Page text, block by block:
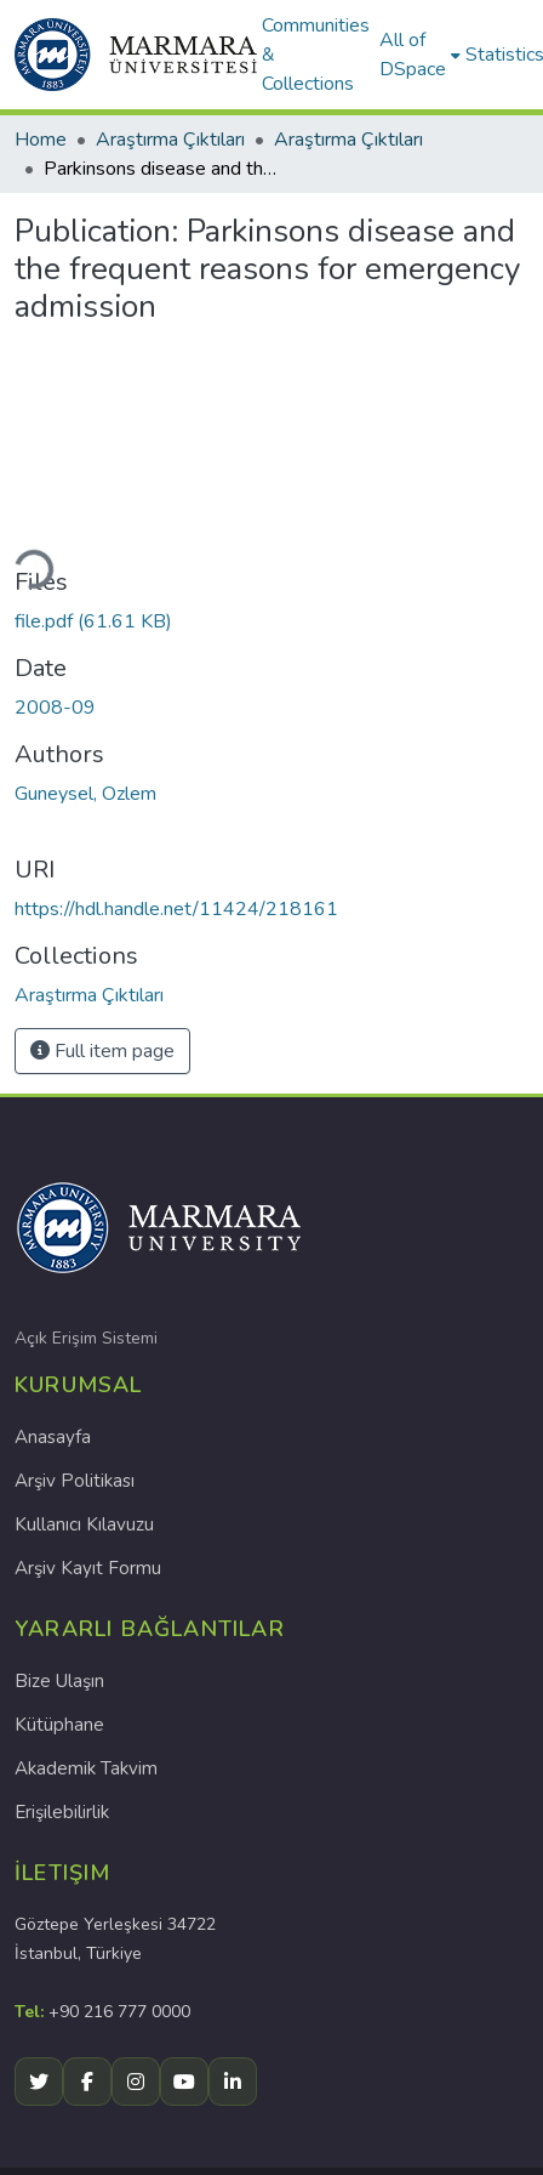
Communities
&
Collections
All of
DSpace
Statistics
Home Araştırma Çıktıları
Araştırma Çıktıları
Parkinsons disease and the frequent reasons for emergency admission
Publication: Parkinsons disease and
the frequent reasons for emergency
admission
Files
file.pdf(61.61 KB)
Date
2008-09
Authors
Guneysel, Ozlem
URI
https://hdl.handle.net/11424/218161
Collections
Araştırma Çıktıları
Full item page
Açık Erişim Sistemi
KURUMSAL
Anasayfa
Arşiv Politikası
Kullanıcı Kılavuzu
Arşiv Kayıt Formu
YARARLI BAĞLANTILAR
Bize Ulaşın
Kütüphane
Akademik Takvim
Erişilebilirlik
İLETIŞIM
Göztepe Yerleşkesi 34722
İstanbul, Türkiye
Tel: +90 216 777 0000